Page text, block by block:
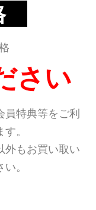
さい
特典等をご利
。
外もお買い取い
。